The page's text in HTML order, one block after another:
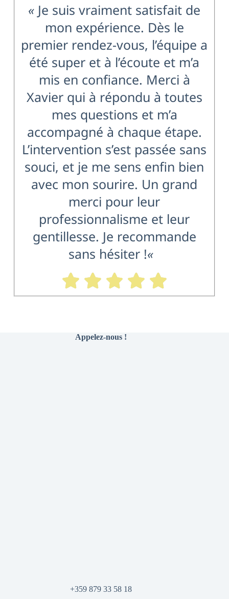
« Je suis vraiment satisfait de
mon expérience. Dès le
premier rendez-vous, l’équipe a
été super et à l’écoute et m’a
mis en confiance. Merci à
Xavier qui à répondu à toutes
mes questions et m’a
accompagné à chaque étape.
L’intervention s’est passée sans
souci, et je me sens enfin bien
avec mon sourire. Un grand
merci pour leur
professionnalisme et leur
gentillesse. Je recommande
sans hésiter !«
Appelez-nous !
+359 879 33 58 18